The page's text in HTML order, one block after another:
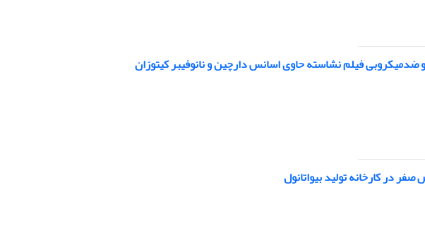
فیلم نشاسته حاوی اسانس دارچین و نانوفیبر کیتوزان
در کارخانه تولید بیواتانول